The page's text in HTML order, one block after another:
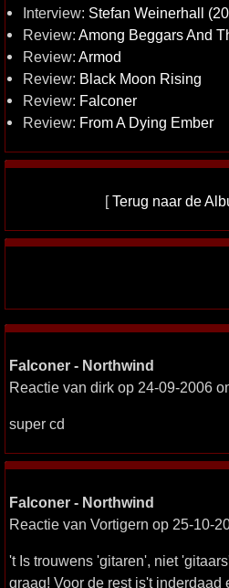
Interview: Stefan Weinerhall
Review: Among Beggars And
Review: Armod
Review: Black Moon Rising
Review: Falconer
Review: From A Dying Ember
[Terug naar de
Falconer - Northwind
Reactie van dirk op 24-09-2006
super cd
Falconer - Northwind
Reactie van Vortigern op 25-10-
't Is trouwens 'gitaren', niet
graag! Voor de rest is't